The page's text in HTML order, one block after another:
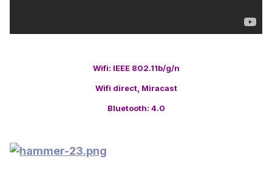
Wifi: IEEE 802.11b/g/n
Wifi direct, Miracast
Bluetooth: 4.0